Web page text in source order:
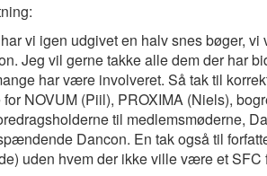
vi igen udgivet en halv snes bøger,
Jeg vil gerne takke alle dem der har
har være involveret. Så tak til
NOVUM (Piil), PROXIMA (Niels),
til medlemsmøderne,
Dancon. En tak også til
uden hvem der ikke ville være et SFC